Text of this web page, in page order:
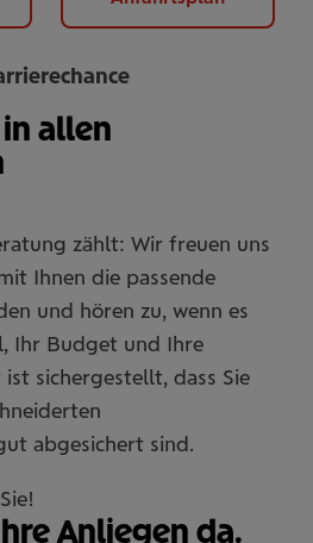
allen
zählt: Wir freuen uns
Ihnen die passende
und hören zu, wenn es
Ihr Budget und Ihre
sichergestellt, dass Sie
abgesichert sind.
Anliegen da.